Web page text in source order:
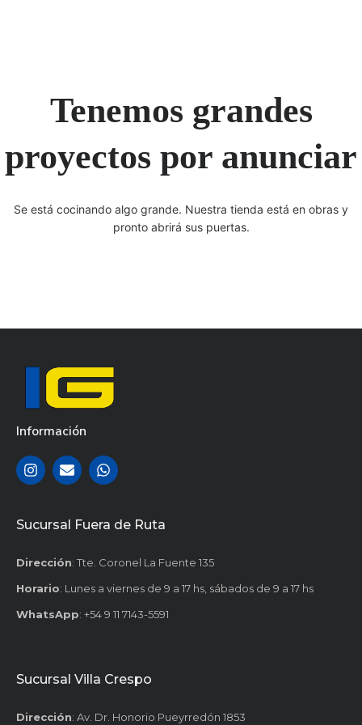
Tenemos grandes
proyectos por anunciar
Se está cocinando algo grande. Nuestra tienda está en obras y
pronto abrirá sus puertas.
Información
Sucursal Fuera de Ruta
Dirección: Tte. Coronel La Fuente 135
Horario: Lunes a viernes de 9 a 17 hs, sábados de 9 a 17 hs
WhatsApp: +54 9 11 7143-5591
Sucursal Villa Crespo
Dirección: Av. Dr. Honorio Pueyrredón 1853